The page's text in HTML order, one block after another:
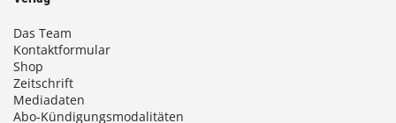
Das Team
Kontaktformular
Shop
Zeitschrift
Mediadaten
Abo-Kündigungsmodalitäten